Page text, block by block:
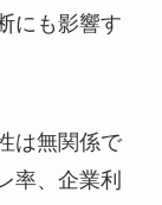
にも影響す
は無関係で
率、企業利